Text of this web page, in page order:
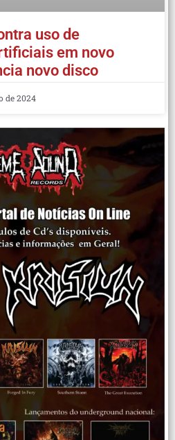
uso de
em novo
novo disco
de 2024